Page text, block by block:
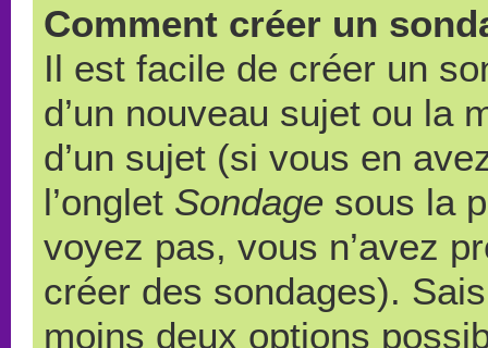
Comment créer un
Il est facile de créer un
d’un nouveau sujet ou la
d’un sujet (si vous en
l’onglet Sondage sous la
voyez pas, vous n’avez
créer des sondages).
moins deux options